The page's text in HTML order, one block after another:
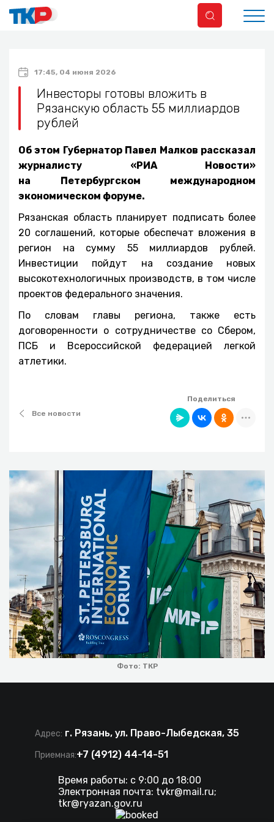
17:45, 04 июня 2026
Инвесторы готовы вложить в
Рязанскую область 55 миллиардов
рублей
Об этом Губернатор Павел Малков рассказал
журналисту «РИА Новости»
на Петербургском международном
экономическом форуме.
Рязанская область планирует подписать более
20 соглашений, которые обеспечат вложения в
регион на сумму 55 миллиардов рублей.
Инвестиции пойдут на создание новых
высокотехнологичных производств, в том числе
проектов федерального значения.
По словам главы региона, также есть
договоренности о сотрудничестве со Сбером,
ПСБ и Всероссийской федерацией легкой
атлетики.
Все новости
Поделиться
Фото: ТКР
Адрес: г. Рязань, ул. Право-Лыбедская, 35
Приемная:+7 (4912) 44-14-51
Время работы: с 9:00 до 18:00
Электронная почта: tvkr@mail.ru;
tkr@ryazan.gov.ru